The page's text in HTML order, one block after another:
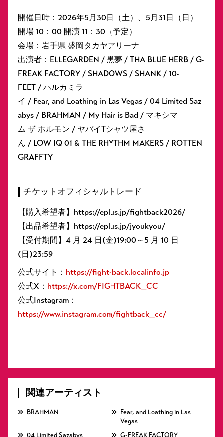
開催日時：2026年5月30日（土）、5月31日（日）
開場 10：00 開演 11：30（予定）
会場：岩手県 盛岡タカヤアリーナ
出演者：ELLEGARDEN / 黒夢 / THA BLUE HERB / G-
FREAK FACTORY / SHADOWS / SHANK / 10-
FEET / ハルカミラ
イ / Fear, and Loathing in Las Vegas / 04 Limited Saz
abys / BRAHMAN / My Hair is Bad / マキシマ
ム ザ ホルモン / ヤバイTシャツ屋さ
ん / LOW IQ 01 & THE RHYTHM MAKERS / ROTTEN
GRAFFTY
チケットオフィシャルトレード
【購入希望者】https://eplus.jp/fightback2026/
【出品希望者】https://eplus.jp/jyoukyou/
【受付期間】4 月 24 日(金)19:00～5 月 10 日
(日)23:59
公式サイト： https://fight-back.localinfo.jp
公式X： https://x.com/FIGHTBACK_CC
公式Instagram：
https://www.instagram.com/fightback_cc/
関連アーティスト
BRAHMAN
Fear, and Loathing in Las
Vegas
04 Limited Sazabys
G-FREAK FACTORY